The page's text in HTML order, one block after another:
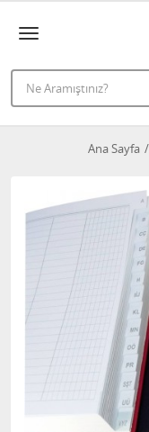
Ana Sayfa